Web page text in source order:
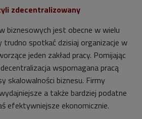
zdecentralizowany
biznesowych jest obecne w wielu
trudno spotkać dzisiaj organizacje w
jeden zakład pracy. Pomijając
wspomagana pracą
skalowalności biznesu. Firmy
a także bardziej podatne
efektywniejsze ekonomicznie.